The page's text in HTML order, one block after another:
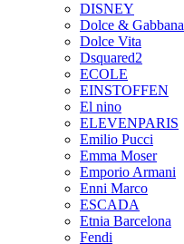
DISNEY
Dolce & Gabbana
Dolce Vita
Dsquared2
ECOLE
EINSTOFFEN
El nino
ELEVENPARIS
Emilio Pucci
Emma Moser
Emporio Armani
Enni Marco
ESCADA
Etnia Barcelona
Fendi